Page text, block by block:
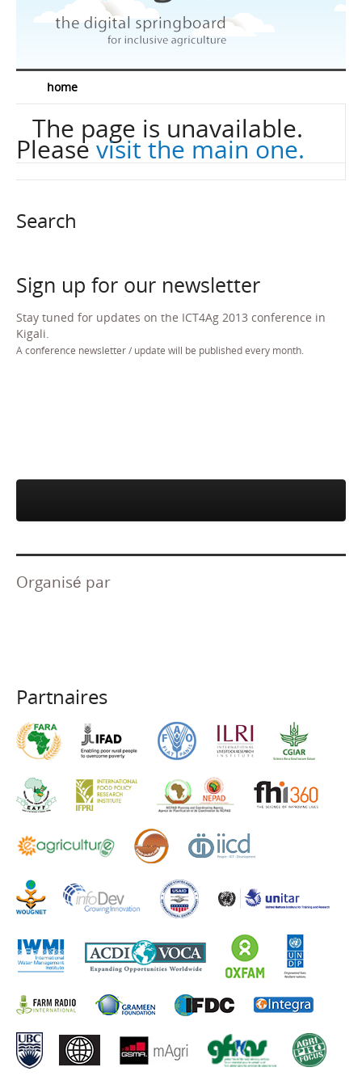
News
Sponsors
Media corner
Resources
home
The page is unavailable.
Please visit the main one.
Search
Sign up for our newsletter
Stay tuned for updates on the ICT4Ag 2013 conference in
Kigali.
A conference newsletter / update will be published every month.
Organisé par
Partnaires